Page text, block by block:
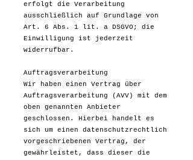
erfolgt die Verarbeitung
ausschließlich auf Grundlage von
Art. 6 Abs. 1 lit. a DSGVO; die
Einwilligung ist jederzeit
widerrufbar.
Auftragsverarbeitung
Wir haben einen Vertrag über
Auftragsverarbeitung (AVV) mit dem
oben genannten Anbieter
geschlossen. Hierbei handelt es
sich um einen datenschutzrechtlich
vorgeschriebenen Vertrag, der
gewährleistet, dass dieser die